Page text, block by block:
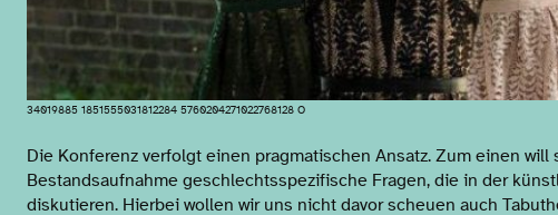
34019885 1851555031812284 5760204271022768128 O
Die Konferenz verfolgt einen pragmatischen Ansatz. Zum einen
Bestandsaufnahme geschlechtsspezifische Fragen, die in der
diskutieren. Hierbei wollen wir uns nicht davor scheuen auch